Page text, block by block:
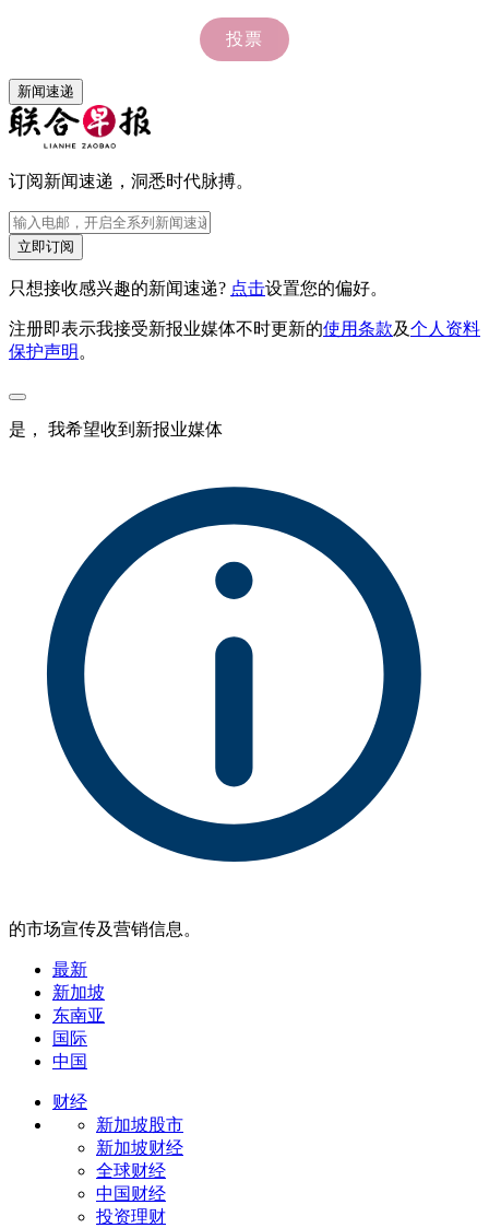
新闻速递
订阅新闻速递，洞悉时代脉搏。
立即订阅
只想接收感兴趣的新闻速递? 点击设置您的偏好。
注册即表示我接受新报业媒体不时更新的使用条款及个人资料
保护声明 。
是， 我希望收到新报业媒体
的市场宣传及营销信息。
最新
新加坡
东南亚
国际
中国
财经
新加坡股市
新加坡财经
全球财经
中国财经
投资理财